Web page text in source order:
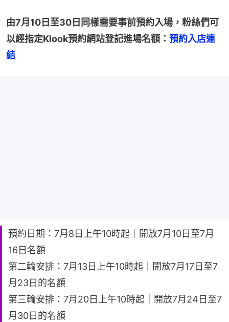
由7月10日至30日同樣需要事前預約入場，粉絲們可
以經指定Klook預約網站登記進場名額： 預約入店連
結
預約日期：7月8日上午10時起｜開放7月10日至7月
16日名額
第二輪安排：7月13日上午10時起｜開放7月17日至7
月23日的名額
第三輪安排：7月20日上午10時起｜開放7月24日至7
月30日的名額